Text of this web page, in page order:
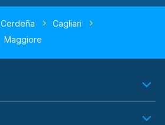
Cerdeña
Cagliari
Maggiore